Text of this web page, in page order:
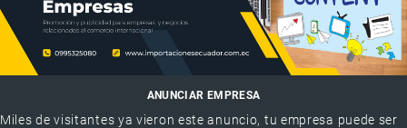
ANUNCIAR EMPRESA
Miles de visitantes ya vieron este anuncio, tu empresa puede ser